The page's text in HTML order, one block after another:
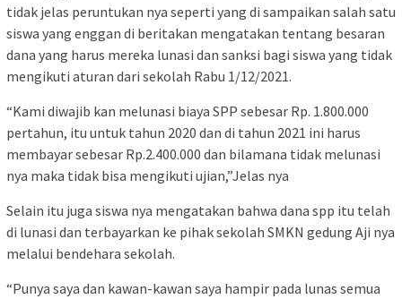
tidak jelas peruntukan nya seperti yang di sampaikan salah satu
siswa yang enggan di beritakan mengatakan tentang besaran
dana yang harus mereka lunasi dan sanksi bagi siswa yang tidak
mengikuti aturan dari sekolah Rabu 1/12/2021.
“Kami diwajib kan melunasi biaya SPP sebesar Rp. 1.800.000
pertahun, itu untuk tahun 2020 dan di tahun 2021 ini harus
membayar sebesar Rp.2.400.000 dan bilamana tidak melunasi
nya maka tidak bisa mengikuti ujian,”Jelas nya
Selain itu juga siswa nya mengatakan bahwa dana spp itu telah
di lunasi dan terbayarkan ke pihak sekolah SMKN gedung Aji nya
melalui bendehara sekolah.
“Punya saya dan kawan-kawan saya hampir pada lunas semua